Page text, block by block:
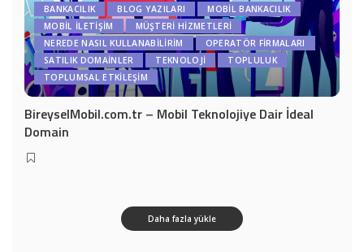
BANKACILIK BLOG YAZILARI
MOBIL BANKACILIK
MOBIL İLETIŞIM
MÜŞTERI HIZMETLERI
NEREDE NASIL KULLANABILIRIM
OPERATÖR FIRMALARI
SATILIK DOMAİNLER
TEKNOLOJI
TOPLULUK
TOPLUMSAL ETKILEŞIM
BireyselMobil.com.tr – Mobil Teknolojiye Dair İdeal
Domain
Daha fazla yükle